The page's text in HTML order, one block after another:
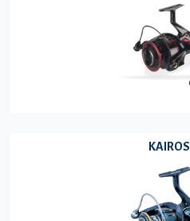
KAIROS